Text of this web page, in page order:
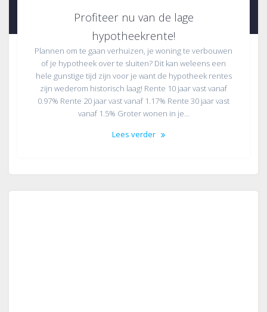
Profiteer nu van de lage
hypotheekrente!
Plannen om te gaan verhuizen, je woning te verbouwen
of je hypotheek over te sluiten? Dit kan weleens een
hele gunstige tijd zijn voor je want de hypotheek rentes
zijn wederom historisch laag! Rente 10 jaar vast vanaf
0.97% Rente 20 jaar vast vanaf 1.17% Rente 30 jaar vast
vanaf 1.5% Groter wonen in je…
Lees verder